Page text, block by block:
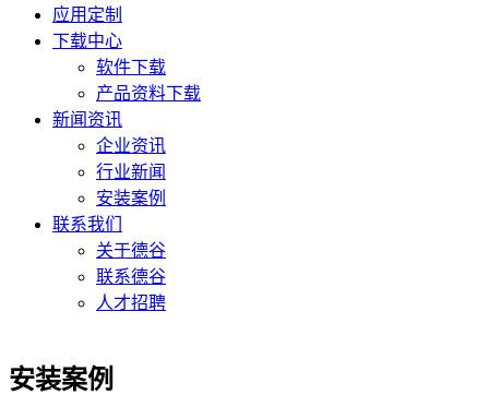
应用定制
下载中心
软件下载
产品资料下载
新闻资讯
企业资讯
行业新闻
安装案例
联系我们
关于德谷
联系德谷
人才招聘
安装案例